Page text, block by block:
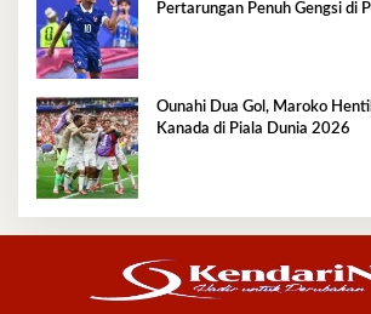
Pertarungan Penuh Gengsi di
Ounahi Dua Gol, Maroko
Kanada di Piala Dunia 2026